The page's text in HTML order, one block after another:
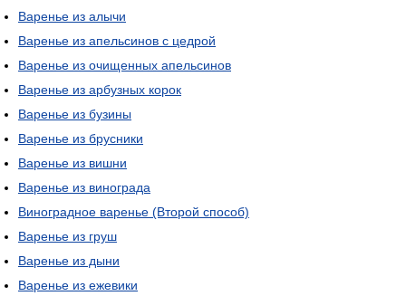
Варенье из алычи
Варенье из апельсинов с цедрой
Варенье из очищенных апельсинов
Варенье из арбузных корок
Варенье из бузины
Варенье из брусники
Варенье из вишни
Варенье из винограда
Виноградное варенье (Второй способ)
Варенье из груш
Варенье из дыни
Варенье из ежевики